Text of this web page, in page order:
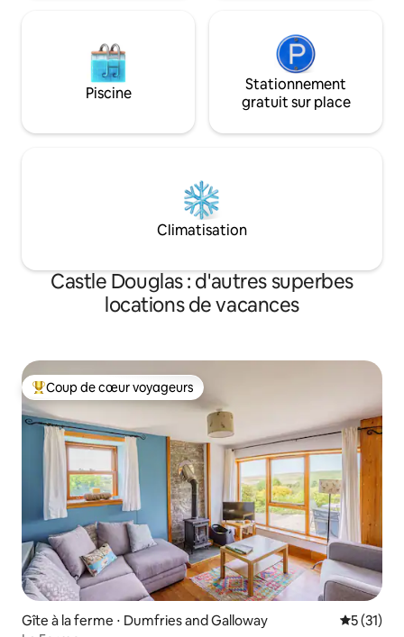
Piscine
Stationnement
gratuit sur place
Climatisation
Castle Douglas : d'autres superbes
locations de vacances
Coups de cœur voyageurs les plus appréciés
Coup de cœur voyageurs
Gîte à la ferme ⋅ Dumfries and Galloway
5 (31)